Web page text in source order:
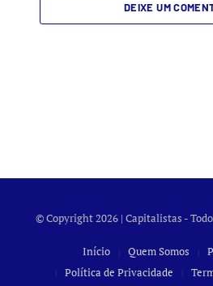
DEIXE UM
© Copyright 2026 | Capitalistas -
Início Quem Somos
Política de Privacidade